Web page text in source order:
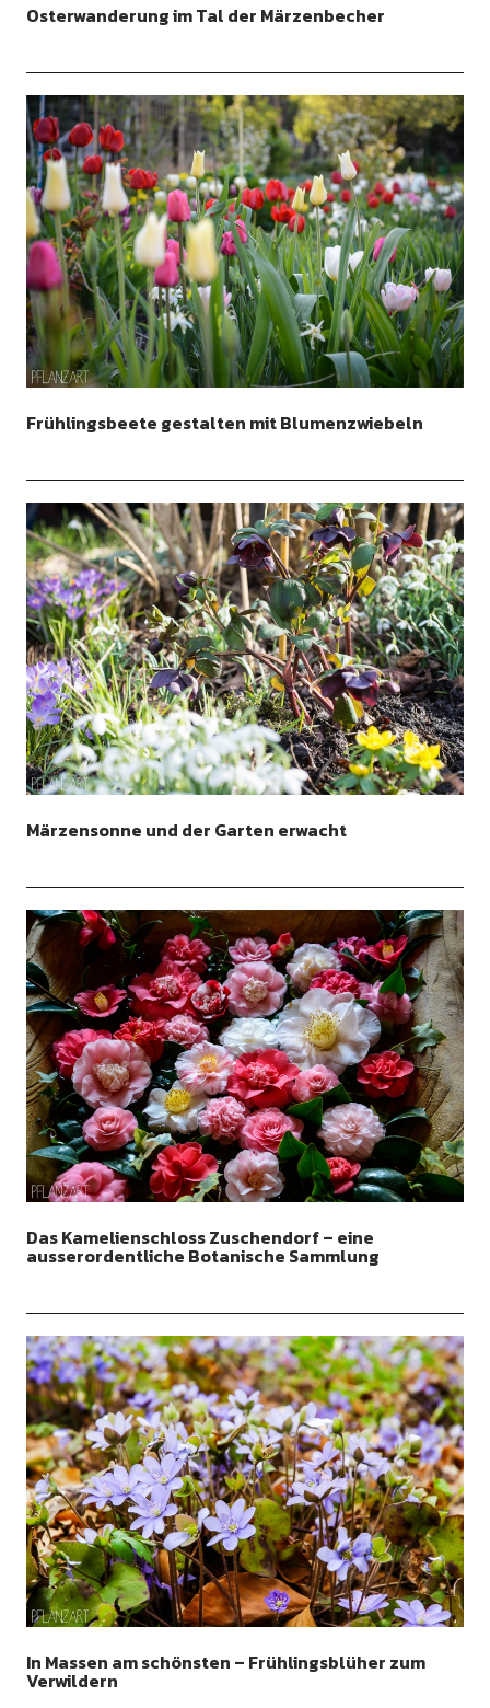
Osterwanderung im Tal der Märzenbecher
Frühlingsbeete gestalten mit Blumenzwiebeln
Märzensonne und der Garten erwacht
Das Kamelienschloss Zuschendorf – eine
ausserordentliche Botanische Sammlung
In Massen am schönsten – Frühlingsblüher zum
Verwildern